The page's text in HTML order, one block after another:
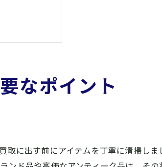
ツ なポイント
取に出す前にアイテムを丁寧に清掃しま